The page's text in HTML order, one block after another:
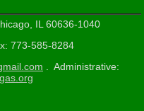
IL 60636-1040
773-585-8284
. Administrative: